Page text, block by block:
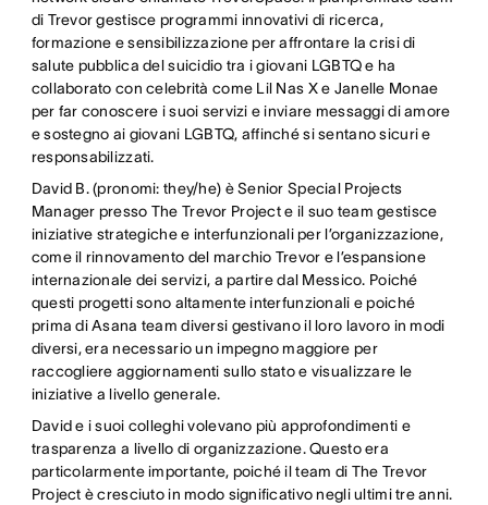
di Trevor gestisce programmi innovativi di ricerca,
formazione e sensibilizzazione per affrontare la crisi di
salute pubblica del suicidio tra i giovani LGBTQ e ha
collaborato con celebrità come Lil Nas X e Janelle Monae
per far conoscere i suoi servizi e inviare messaggi di amore
e sostegno ai giovani LGBTQ, affinché si sentano sicuri e
responsabilizzati.
David B. (pronomi: they/he) è Senior Special Projects
Manager presso The Trevor Project e il suo team gestisce
iniziative strategiche e interfunzionali per l’organizzazione,
come il rinnovamento del marchio Trevor e l’espansione
internazionale dei servizi, a partire dal Messico. Poiché
questi progetti sono altamente interfunzionali e poiché
prima di Asana team diversi gestivano il loro lavoro in modi
diversi, era necessario un impegno maggiore per
raccogliere aggiornamenti sullo stato e visualizzare le
iniziative a livello generale.
David e i suoi colleghi volevano più approfondimenti e
trasparenza a livello di organizzazione. Questo era
particolarmente importante, poiché il team di The Trevor
Project è cresciuto in modo significativo negli ultimi tre anni.